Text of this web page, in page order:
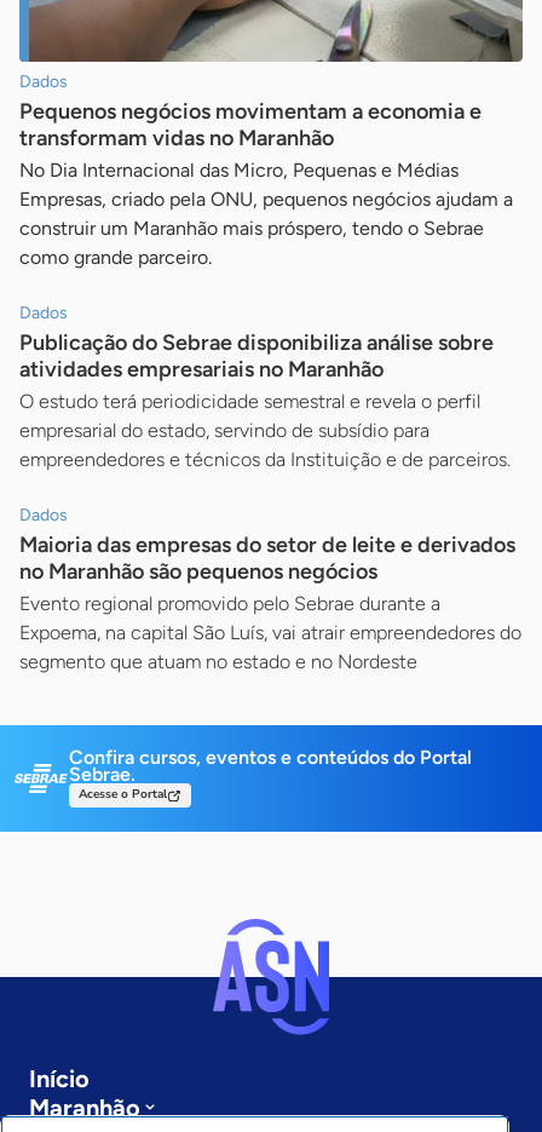
Dados
Pequenos negócios movimentam a economia e
transformam vidas no Maranhão
No Dia Internacional das Micro, Pequenas e Médias
Empresas, criado pela ONU, pequenos negócios ajudam a
construir um Maranhão mais próspero, tendo o Sebrae
como grande parceiro.
Dados
Publicação do Sebrae disponibiliza análise sobre
atividades empresariais no Maranhão
O estudo terá periodicidade semestral e revela o perfil
empresarial do estado, servindo de subsídio para
empreendedores e técnicos da Instituição e de parceiros.
Dados
Maioria das empresas do setor de leite e derivados
no Maranhão são pequenos negócios
Evento regional promovido pelo Sebrae durante a
Expoema, na capital São Luís, vai atrair empreendedores do
segmento que atuam no estado e no Nordeste
Confira cursos, eventos e conteúdos do Portal
Sebrae.
Acesse o Portal
Início
Maranhão